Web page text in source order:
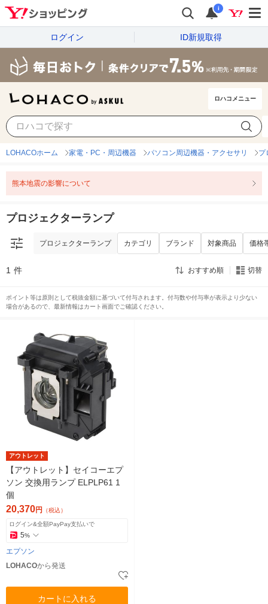
i
ログイン ID新規取得
ロハコメニュー
プロジェクターランプ 価格
LOHACOホーム 家電・PC・周辺機器 パソコン周辺機器・アクセサリ プ
熊本地震の影響について
プロジェクターランプ
プロジェクターランプ カテゴリ ブランド 対象商品 価格
1 件 おすすめ順 切替
ポイント等は原則として税抜金額に基づいて付与されます。付与数や付与率が表示より少ない
場合があるので、最新情報はカート画面でご確認ください。
アウトレット
【アウトレット】セイコーエプ
ソン 交換用ランプ ELPLP61 1
個
20,370円 （税込）
ログイン&全額PayPay支払いで
5%
エプソン
LOHACOから発送
カートに入れる